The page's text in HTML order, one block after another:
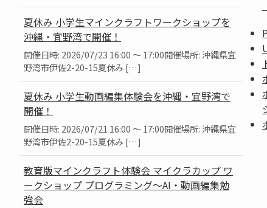
夏休み 小学生マインクラフトワークショップを
沖縄・宜野湾で開催！
開催日時: 2026/07/23 16:00 ～ 17:00開催場所: 沖縄県宜
野湾市伊佐2-20-15夏休み […]
夏休み 小学生動画編集体験会を沖縄・宜野湾で
開催！
開催日時: 2026/07/21 16:00 ～ 17:00開催場所: 沖縄県宜
野湾市伊佐2-20-15夏休み […]
教育版マインクラフト体験会 マイクラカップ ワ
ークショップ プログラミング～AI・動画編集勉
強会